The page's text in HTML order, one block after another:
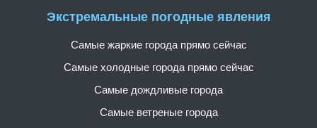
Экстремальные погодные явления
Самые жаркие города прямо сейчас
Самые холодные города прямо сейчас
Самые дождливые города
Самые ветреные города